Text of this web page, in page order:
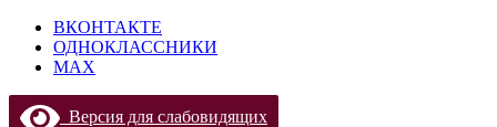
ВКОНТАКТЕ
ОДНОКЛАССНИКИ
МАХ
Версия для слабовидящих